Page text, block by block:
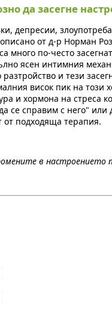
да засегне
депресии,
от д-р Норман
много по-често
ясен интимния
и тези
висок пик на
и хормона на стреса
се справим с него" или
от подходяща терапия.
в настроението